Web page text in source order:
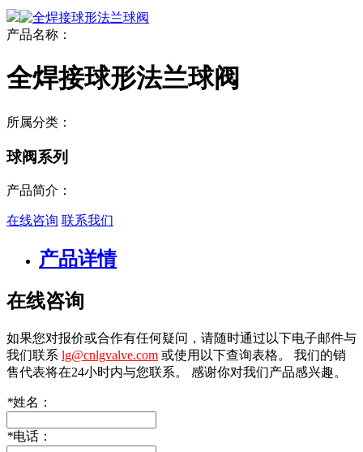
产品名称：
全焊接球形法兰球阀
所属分类：
球阀系列
产品简介：
在线咨询 联系我们
产品详情
在线咨询
如果您对报价或合作有任何疑问，请随时通过以下电子邮件与
我们联系 lg@cnlgvalve.com 或使用以下查询表格。 我们的销
售代表将在24小时内与您联系。 感谢你对我们产品感兴趣。
*姓名：
*电话：